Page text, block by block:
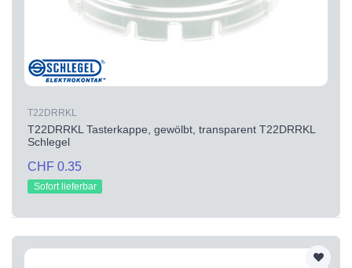
T22DRRKL
T22DRRKL Tasterkappe, gewölbt, transparent T22DRRKL
Schlegel
CHF 0.35
Sofort lieferbar